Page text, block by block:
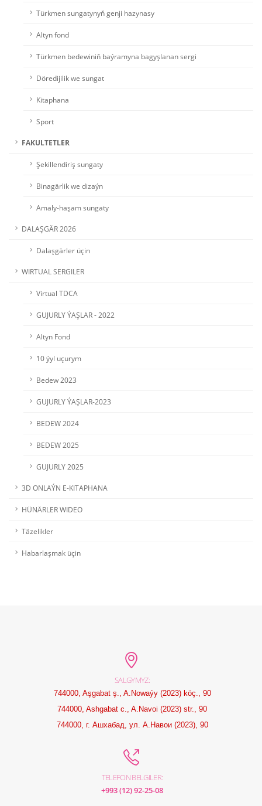
Türkmen sungatynyň genji hazynasy
Altyn fond
Türkmen bedewiniň baýramyna bagyşlanan sergi
Döredijilik we sungat
Kitaphana
Sport
FAKULTETLER
Şekillendiriş sungaty
Binagärlik we dizaýn
Amaly-haşam sungaty
DALAŞGÄR 2026
Dalaşgärler üçin
WIRTUAL SERGILER
Virtual TDCA
GUJURLY ÝAŞLAR - 2022
Altyn Fond
10 ýyl uçurym
Bedew 2023
GUJURLY ÝAŞLAR-2023
BEDEW 2024
BEDEW 2025
GUJURLY 2025
3D ONLAÝN E-KITAPHANA
HÜNÄRLER WIDEO
Täzelikler
Habarlaşmak üçin
SALGYMYZ:
744000, Aşgabat ş., A.Nowaýy (2023) köç., 90
744000, Ashgabat c., A.Navoi (2023) str., 90
744000, г. Ашхабад, ул. А.Навои (2023), 90
TELEFON BELGILER:
+993 (12) 92-25-08